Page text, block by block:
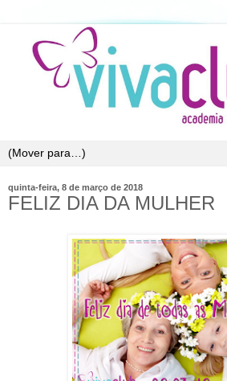
quinta-feira, 8 de março de 2018
FELIZ DIA DA MULHER